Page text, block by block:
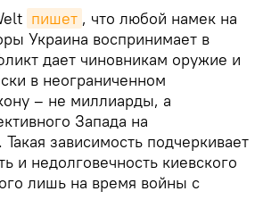
пишет , что любой намек на
Украина воспринимает в
дает чиновникам оружие и
в неограниченном
– не миллиарды, а
Запада на
зависимость подчеркивает
и недолговечность киевского
лишь на время войны с